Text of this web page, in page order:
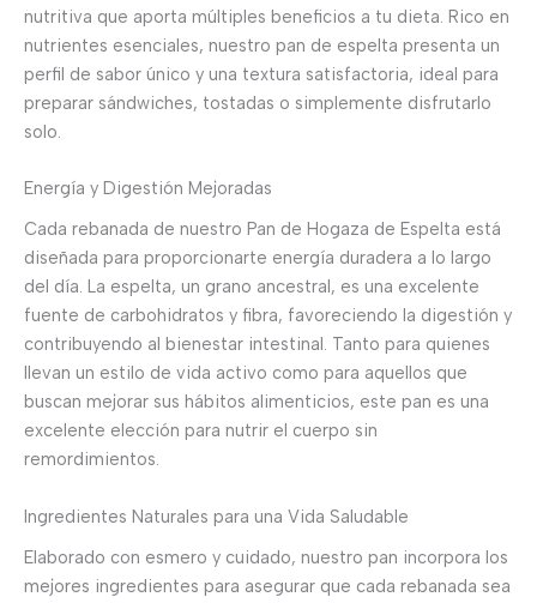
nutritiva que aporta múltiples beneficios a tu dieta. Rico en
nutrientes esenciales, nuestro pan de espelta presenta un
perfil de sabor único y una textura satisfactoria, ideal para
preparar sándwiches, tostadas o simplemente disfrutarlo
solo.
Energía y Digestión Mejoradas
Cada rebanada de nuestro Pan de Hogaza de Espelta está
diseñada para proporcionarte energía duradera a lo largo
del día. La espelta, un grano ancestral, es una excelente
fuente de carbohidratos y fibra, favoreciendo la digestión y
contribuyendo al bienestar intestinal. Tanto para quienes
llevan un estilo de vida activo como para aquellos que
buscan mejorar sus hábitos alimenticios, este pan es una
excelente elección para nutrir el cuerpo sin
remordimientos.
Ingredientes Naturales para una Vida Saludable
Elaborado con esmero y cuidado, nuestro pan incorpora los
mejores ingredientes para asegurar que cada rebanada sea